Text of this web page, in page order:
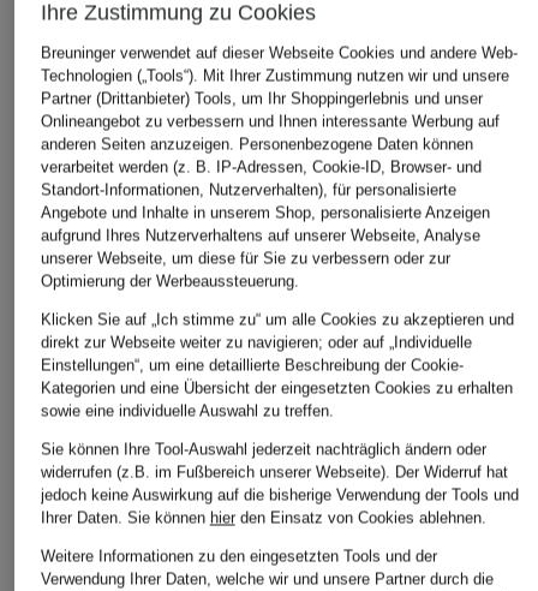
Last Chance: Sichern Sie sich -15% extra auf diesen
reduzierten Artikel. Code LAST15im letzten Bestellschritt
einlösen.Details
Zu allen Aktionsartikeln
IN DEN WARENKORB
STILVOLLE EMPFEHLUNGEN FÜR SIE
Ihre Zustimmung zu Cookies
Breuninger verwendet auf dieser Webseite Cookies und andere Web-
Technologien („Tools“). Mit Ihrer Zustimmung nutzen wir und unsere
Partner (Drittanbieter) Tools, um Ihr Shoppingerlebnis und unser
Onlineangebot zu verbessern und Ihnen interessante Werbung auf
anderen Seiten anzuzeigen. Personenbezogene Daten können
verarbeitet werden (z. B. IP-Adressen, Cookie-ID, Browser- und
Standort-Informationen, Nutzerverhalten), für personalisierte
Angebote und Inhalte in unserem Shop, personalisierte Anzeigen
aufgrund Ihres Nutzerverhaltens auf unserer Webseite, Analyse
unserer Webseite, um diese für Sie zu verbessern oder zur
Optimierung der Werbeaussteuerung.
Klicken Sie auf „Ich stimme zu“ um alle Cookies zu akzeptieren und
direkt zur Webseite weiter zu navigieren; oder auf „Individuelle
Einstellungen“, um eine detaillierte Beschreibung der Cookie-
Kategorien und eine Übersicht der eingesetzten Cookies zu erhalten
sowie eine individuelle Auswahl zu treffen.
Sie können Ihre Tool-Auswahl jederzeit nachträglich ändern oder
widerrufen (z.B. im Fußbereich unserer Webseite). Der Widerruf hat
jedoch keine Auswirkung auf die bisherige Verwendung der Tools und
Ihrer Daten. Sie können hierden Einsatz von Cookies ablehnen.
Weitere Informationen zu den eingesetzten Tools und der
Verwendung Ihrer Daten, welche wir und unsere Partner durch die